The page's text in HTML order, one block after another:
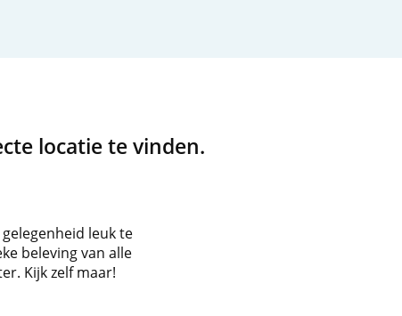
locatie te vinden.
leuk te
beleving van alle
Kijk zelf maar!